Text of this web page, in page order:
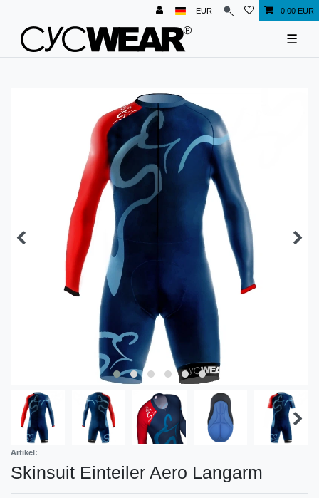
EUR 0,00 EUR
☰
Artikel:
Skinsuit Einteiler Aero Langarm